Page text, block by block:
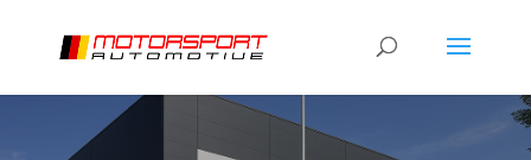
[/et_pb_slide]